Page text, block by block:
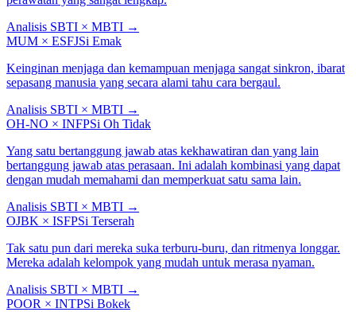
Analisis SBTI × MBTI →
MUM × ESFJSi Emak
Keinginan menjaga dan kemampuan menjaga sangat sinkron, ibarat
sepasang manusia yang secara alami tahu cara bergaul.
Analisis SBTI × MBTI →
OH-NO × INFPSi Oh Tidak
Yang satu bertanggung jawab atas kekhawatiran dan yang lain
bertanggung jawab atas perasaan. Ini adalah kombinasi yang dapat
dengan mudah memahami dan memperkuat satu sama lain.
Analisis SBTI × MBTI →
OJBK × ISFPSi Terserah
Tak satu pun dari mereka suka terburu-buru, dan ritmenya longgar.
Mereka adalah kelompok yang mudah untuk merasa nyaman.
Analisis SBTI × MBTI →
POOR × INTPSi Bokek